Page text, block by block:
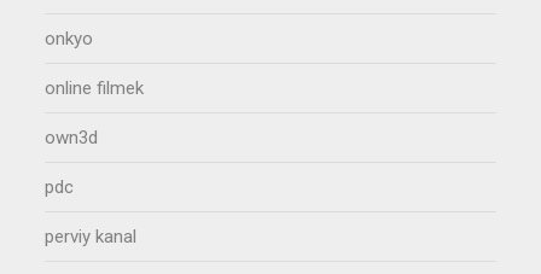
onkyo
online filmek
own3d
pdc
perviy kanal